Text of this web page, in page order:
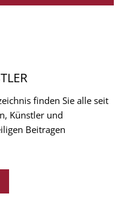
finden Sie alle seit
Künstler und
Beitragen